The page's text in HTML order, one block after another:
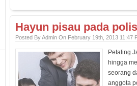
Hayun pisau pada polis
Posted By Admin On February 19th, 2013 11:47
Petaling
hingga
seorang
anggota